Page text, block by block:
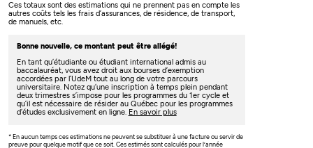
Ces totaux sont des estimations qui ne prennent pas en compte les
autres coûts tels les frais d’assurances, de résidence, de transport,
de manuels, etc.
Bonne nouvelle, ce montant peut être allégé!
En tant qu’étudiante ou étudiant international admis au
baccalauréat, vous avez droit aux bourses d’exemption
accordées par l’UdeM tout au long de votre parcours
universitaire. Notez qu’une inscription à temps plein pendant
deux trimestres s’impose pour les programmes du 1er cycle et
qu’il est nécessaire de résider au Québec pour les programmes
d’études exclusivement en ligne. En savoir plus
* En aucun temps ces estimations ne peuvent se substituer à une facture ou servir de
preuve pour quelque motif que ce soit. Ces estimés sont calculés pour l’année